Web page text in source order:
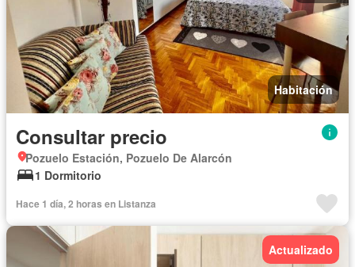
Habitación
Consultar precio
Pozuelo Estación, Pozuelo De Alarcón
1 Dormitorio
Hace 1 día, 2 horas en Listanza
Actualizado